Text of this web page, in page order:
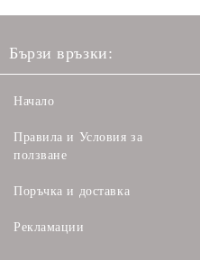
Бързи връзки:
Начало
Правила и Условия за
ползване
Поръчка и доставка
Рекламации